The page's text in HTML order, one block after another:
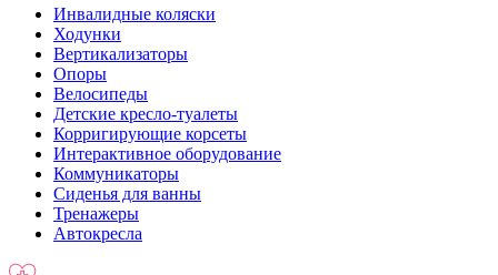
Инвалидные коляски
Ходунки
Вертикализаторы
Опоры
Велосипеды
Детские кресло-туалеты
Корригирующие корсеты
Интерактивное оборудование
Коммуникаторы
Сиденья для ванны
Тренажеры
Автокресла